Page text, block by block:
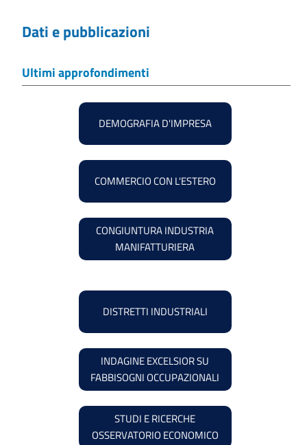
Dati e pubblicazioni
Ultimi approfondimenti
DEMOGRAFIA D'IMPRESA
COMMERCIO CON L'ESTERO
CONGIUNTURA INDUSTRIA
MANIFATTURIERA
DISTRETTI INDUSTRIALI
INDAGINE EXCELSIOR SU
FABBISOGNI OCCUPAZIONALI
STUDI E RICERCHE
OSSERVATORIO ECONOMICO